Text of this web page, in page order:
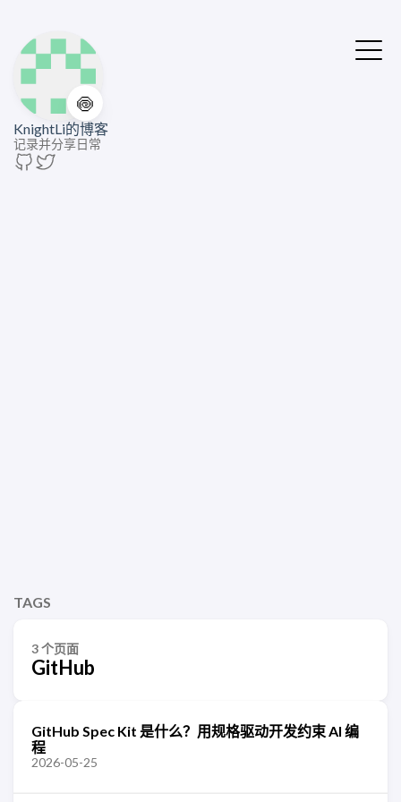
🍥
KnightLi的博客
记录并分享日常
TAGS
3 个页面
GitHub
GitHub Spec Kit 是什么？用规格驱动开发约束 AI 编
程
2026-05-25